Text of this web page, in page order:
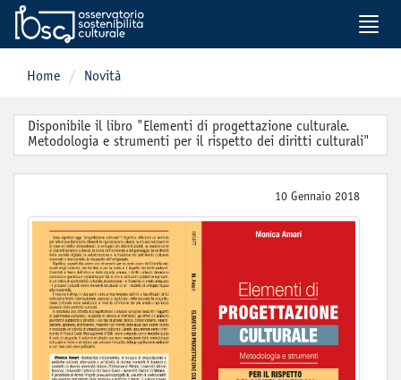
Toggle
Home Novità
Disponibile il libro "Elementi di progettazione culturale.
Metodologia e strumenti per il rispetto dei diritti culturali"
10 Gennaio 2018